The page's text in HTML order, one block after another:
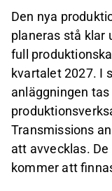
Den nya
planeras stå klar
full
kvartalet 2027. I
anläggningen
Transmissions
att avvecklas.
kommer att